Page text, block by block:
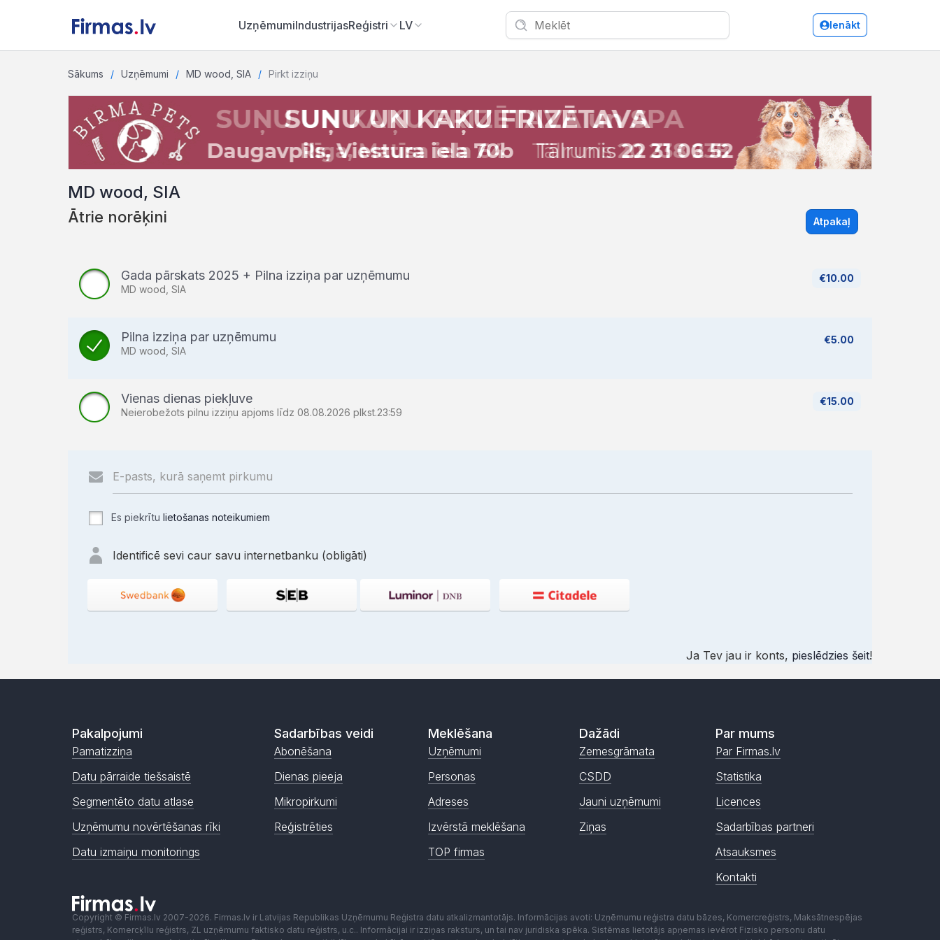
UzņēmumiIndustrijasReģistri LV Ienākt
Sākums Uzņēmumi MD wood, SIA Pirkt izziņu
MD wood, SIA
Ātrie norēķini Atpakaļ
€10.00
Gada pārskats 2025 + Pilna izziņa par uzņēmumu
MD wood, SIA
€5.00
Pilna izziņa par uzņēmumu
MD wood, SIA
€15.00
Vienas dienas piekļuve
Neierobežots pilnu izziņu apjoms līdz 08.08.2026 plkst.23:59
Es piekrītu lietošanas noteikumiem
Identificē sevi caur savu internetbanku (obligāti)
Ja Tev jau ir konts, pieslēdzies šeit!
Pakalpojumi
Pamatizziņa
Datu pārraide tiešsaistē
Segmentēto datu atlase
Uzņēmumu novērtēšanas rīki
Datu izmaiņu monitorings
Sadarbības veidi
Abonēšana
Dienas pieeja
Mikropirkumi
Reģistrēties
Meklēšana
Uzņēmumi
Personas
Adreses
Izvērstā meklēšana
TOP firmas
Dažādi
Zemesgrāmata
CSDD
Jauni uzņēmumi
Ziņas
Par mums
Par Firmas.lv
Statistika
Licences
Sadarbības partneri
Atsauksmes
Kontakti
Copyright © Firmas.lv 2007-2026. Firmas.lv ir Latvijas Republikas Uzņēmumu Reģistra datu atkalizmantotājs. Informācijas avoti: Uzņēmumu reģistra datu bāzes, Komercreģistrs, Maksātnespējas
reģistrs, Komercķīlu reģistrs, ZL uzņēmumu faktisko datu reģistrs, u.c.. Informācijai ir izziņas raksturs, un tai nav juridiska spēka. Sistēmas lietotājs apņemas ievērot Fizisko personu datu